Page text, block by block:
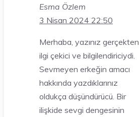
Esma Özlem
3 Nisan 2024 22:50
Merhaba, yazınız gerçekten
ilgi çekici ve bilgilendiriciydi.
Sevmeyen erkeğin amacı
hakkında yazdıklarınız
oldukça düşündürücü. Bir
ilişkide sevgi dengesinin